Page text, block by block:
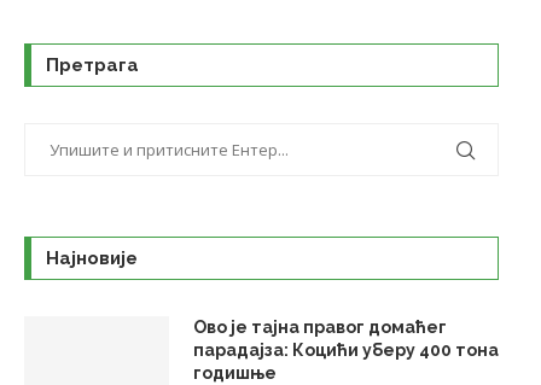
Претрага
Најновије
Ово је тајна правог домаћег
парадајза: Коцићи уберу 400 тона
годишње